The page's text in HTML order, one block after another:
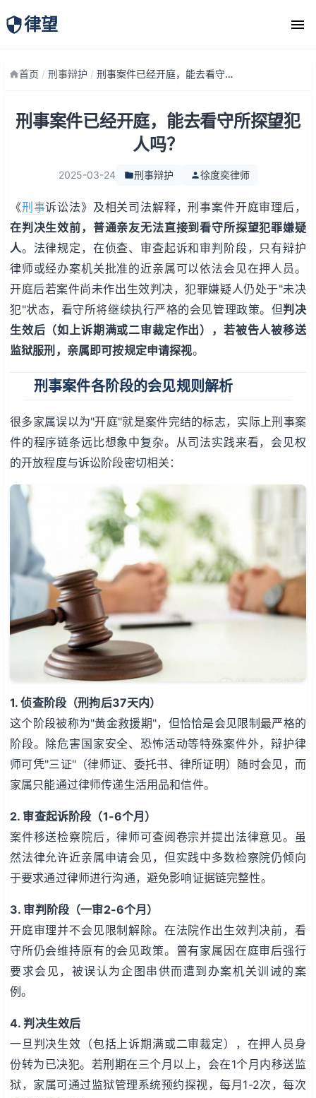
律望
律师团队
首页 / 刑事辩护 / 刑事案件已经开庭，能去看守所探望犯人吗？
刑事案件已经开庭，能去看守所探望犯
人吗？
2025-03-24 刑事辩护 徐度奕律师
《刑事诉讼法》及相关司法解释，刑事案件开庭审理后，
在判决生效前，普通亲友无法直接到看守所探望犯罪嫌疑
人。法律规定，在侦查、审查起诉和审判阶段，只有辩护
律师或经办案机关批准的近亲属可以依法会见在押人员。
开庭后若案件尚未作出生效判决，犯罪嫌疑人仍处于"未决
犯"状态，看守所将继续执行严格的会见管理政策。但判决
生效后（如上诉期满或二审裁定作出），若被告人被移送
监狱服刑，亲属即可按规定申请探视。
刑事案件各阶段的会见规则解析
很多家属误以为"开庭"就是案件完结的标志，实际上刑事案
件的程序链条远比想象中复杂。从司法实践来看，会见权
的开放程度与诉讼阶段密切相关：
1. 侦查阶段（刑拘后37天内）
这个阶段被称为"黄金救援期"，但恰恰是会见限制最严格的
阶段。除危害国家安全、恐怖活动等特殊案件外，辩护律
师可凭"三证"（律师证、委托书、律所证明）随时会见，而
家属只能通过律师传递生活用品和信件。
2. 审查起诉阶段（1-6个月）
案件移送检察院后，律师可查阅卷宗并提出法律意见。虽
然法律允许近亲属申请会见，但实践中多数检察院仍倾向
于要求通过律师进行沟通，避免影响证据链完整性。
3. 审判阶段（一审2-6个月）
开庭审理并不会见限制解除。在法院作出生效判决前，看
守所仍会维持原有的会见政策。曾有家属因在庭审后强行
要求会见，被误认为企图串供而遭到办案机关训诫的案
例。
4. 判决生效后
一旦判决生效（包括上诉期满或二审裁定），在押人员身
份转为已决犯。若刑期在三个月以上，会在1个月内移送监
狱，家属可通过监狱管理系统预约探视，每月1-2次，每次